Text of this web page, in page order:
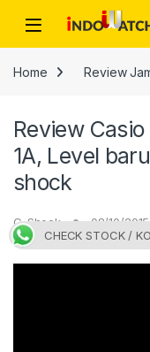
Open
Home Review
Review
1A, Level
shock
G-Shock 08/10/2015
CHECK STOCK /